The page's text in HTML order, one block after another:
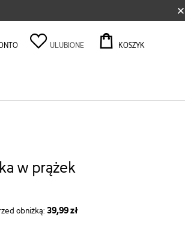
×
ULUBIONE KOSZYK
w prążek
obniżką: 39,99 zł